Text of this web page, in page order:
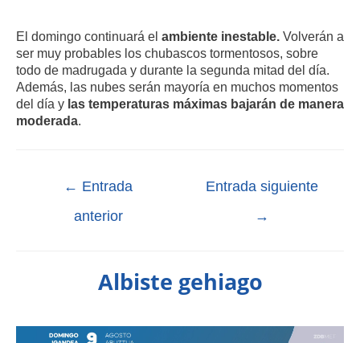
El domingo continuará el ambiente inestable. Volverán a
ser muy probables los chubascos tormentosos, sobre
todo de madrugada y durante la segunda mitad del día.
Además, las nubes serán mayoría en muchos momentos
del día y las temperaturas máximas bajarán de manera
moderada.
← Entrada
anterior
Entrada siguiente
→
Albiste gehiago